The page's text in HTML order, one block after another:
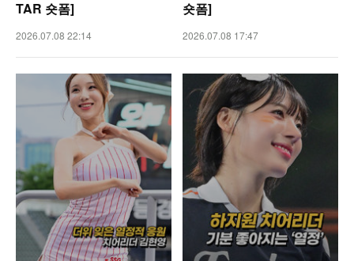
TAR 숏폼]
2026.07.08 22:14
숏폼]
2026.07.08 17:47